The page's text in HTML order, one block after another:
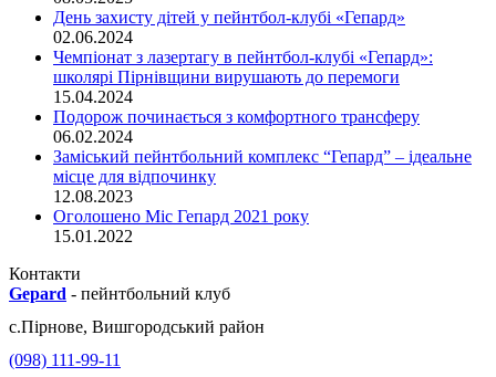
День захисту дітей у пейнтбол-клубі «Гепард»
02.06.2024
Чемпіонат з лазертагу в пейнтбол-клубі «Гепард»:
школярі Пірнівщини вирушають до перемоги
15.04.2024
Подорож починається з комфортного трансферу
06.02.2024
Заміський пейнтбольний комплекс “Гепард” – ідеальне
місце для відпочинку
12.08.2023
Оголошено Міс Гепард 2021 року
15.01.2022
Контакти
Gepard - пейнтбольний клуб
с.Пірнове, Вишгородський район
(098) 111-99-11